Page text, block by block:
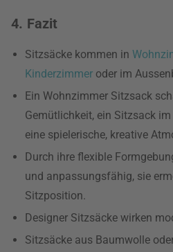
4. Fazit
Sitzsäcke kommen in
Kinderzimmer oder im
Ein Wohnzimmer Sitzsack
Gemütlichkeit, ein Sitzsack
eine spielerische, kreative
Durch ihre flexible
und anpassungsfähig, sie
Sitzposition.
Designer Sitzsäcke wirken
Sitzsäcke aus Baumwolle